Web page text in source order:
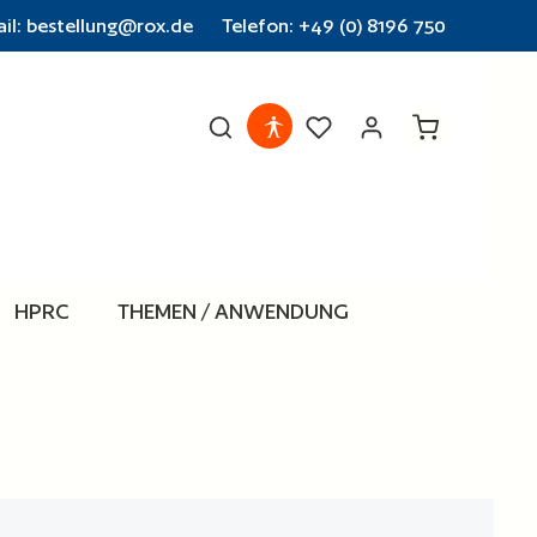
bestellung@rox.de Telefon: +49 (0) 8196 750
Warenkorb
HPRC THEMEN / ANWENDUNG